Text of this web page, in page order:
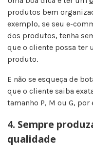
produtos bem
exemplo, se seu e-
dos produtos, tenha
que o cliente possa ter
produto.
E não se esqueça de
que o cliente saiba
tamanho P, M ou G, por
4. Sempre
qualidade